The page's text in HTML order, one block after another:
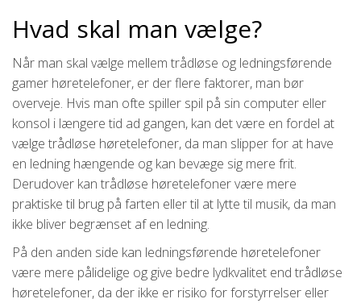
Hvad skal man vælge?
Når man skal vælge mellem trådløse og ledningsførende
gamer høretelefoner, er der flere faktorer, man bør
overveje. Hvis man ofte spiller spil på sin computer eller
konsol i længere tid ad gangen, kan det være en fordel at
vælge trådløse høretelefoner, da man slipper for at have
en ledning hængende og kan bevæge sig mere frit.
Derudover kan trådløse høretelefoner være mere
praktiske til brug på farten eller til at lytte til musik, da man
ikke bliver begrænset af en ledning.
På den anden side kan ledningsførende høretelefoner
være mere pålidelige og give bedre lydkvalitet end trådløse
høretelefoner, da der ikke er risiko for forstyrrelser eller